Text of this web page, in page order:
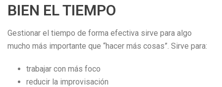
BIEN EL TIEMPO
Gestionar el tiempo de forma efectiva sirve para algo
mucho más importante que “hacer más cosas”. Sirve para:
trabajar con más foco
reducir la improvisación